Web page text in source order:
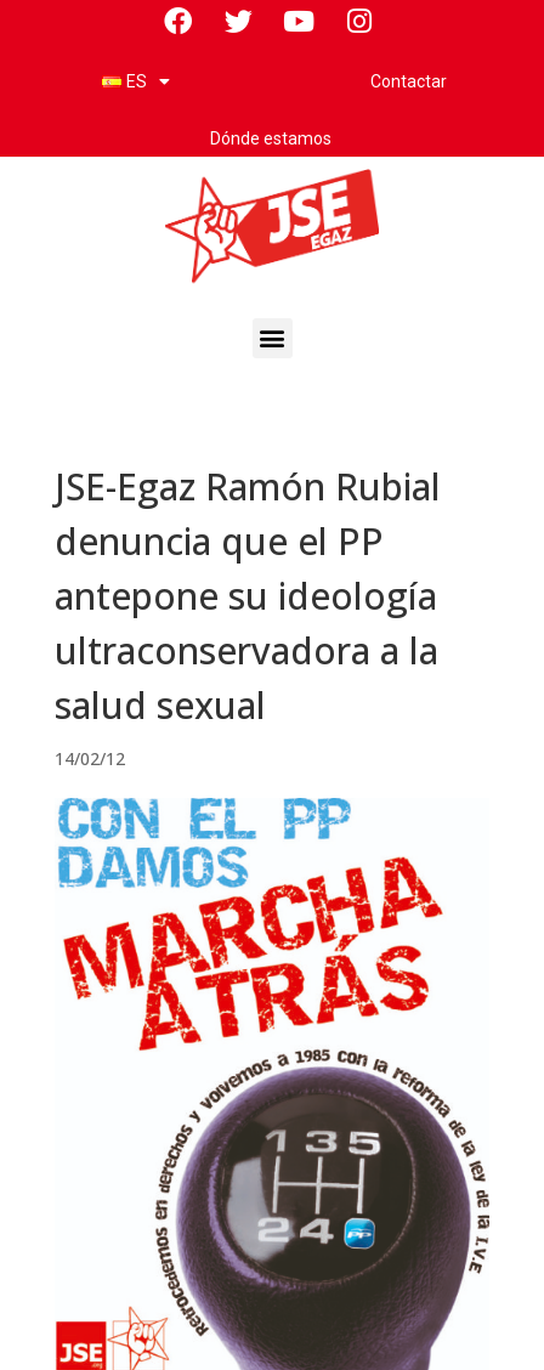
ES Contactar
Dónde estamos
JSE-Egaz Ramón Rubial
denuncia que el PP
antepone su ideologí­a
ultraconservadora a la
salud sexual
14/02/12